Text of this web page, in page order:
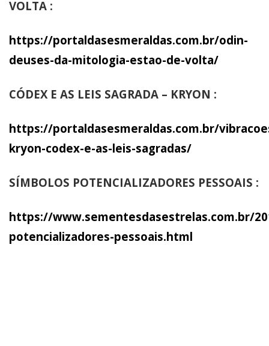
VOLTA :
https://portaldasesmeraldas.com.br/odin-
deuses-da-mitologia-estao-de-volta/
CÓDEX E AS LEIS SAGRADA – KRYON :
https://portaldasesmeraldas.com.br/
kryon-codex-e-as-leis-sagradas/
SÍMBOLOS POTENCIALIZADORES PESSOAIS :
https://www.sementesdasestrelas.com.br/
potencializadores-pessoais.html